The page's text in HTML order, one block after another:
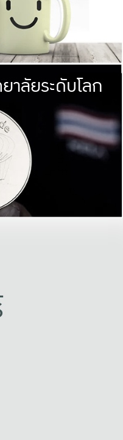
ให้กับประชาชน
มหาวิทยา
พร้อมที่จ
และผลักดันในการใช้ระบบส
เพื่อการทำงานแ
าลัยระดับโลก